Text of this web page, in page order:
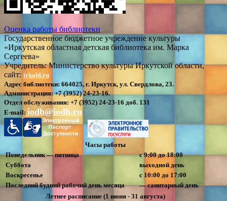
Оценка работы библиотеки
Государственное бюджетное учреждение культуры
«Иркутская областная детская библиотека им. Марка
Сергеева»
Учредитель: Министерство культуры Иркутской области,
сайт: irkobl.ru
Адрес библиотеки: 664025, г. Иркутск, ул. Свердлова, 23.
Администрация:+7 (3952) 24-23-16.
Отдел обслуживания: +7 (3952) 24-23-16 доб. 131
E-mail: iodb@iodb.ru
Часы работы
Понедельник — пятница
с 9:00 до 18:00
Суббота
выходной день
Воскресенье
с 10:00 до 17:00
Последний будний рабочий день месяца
— санитарный день
Летнее расписание (1 июня - 31 августа)